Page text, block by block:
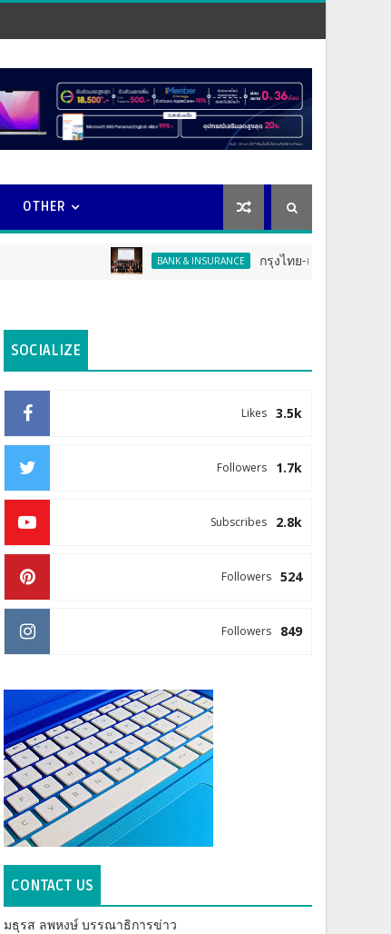
OTHER
BANK & INSURANCE กรุงไทย-แอกซ่า ประกันชีวิต จัดงาน
SOCIALIZE
3.5k
Likes
1.7k
Followers
2.8k
Subscribes
524
Followers
849
Followers
CONTACT US
มธุรส ลพหงษ์ บรรณาธิการข่าว